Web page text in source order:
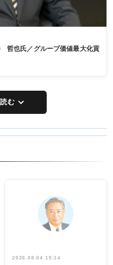
哲也氏／グループ価値最大化貢
む
2026.08.04 15:14